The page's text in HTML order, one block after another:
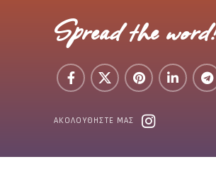
Spread the word!
ΑΚΟΛΟΥΘΗΣΤΕ ΜΑΣ